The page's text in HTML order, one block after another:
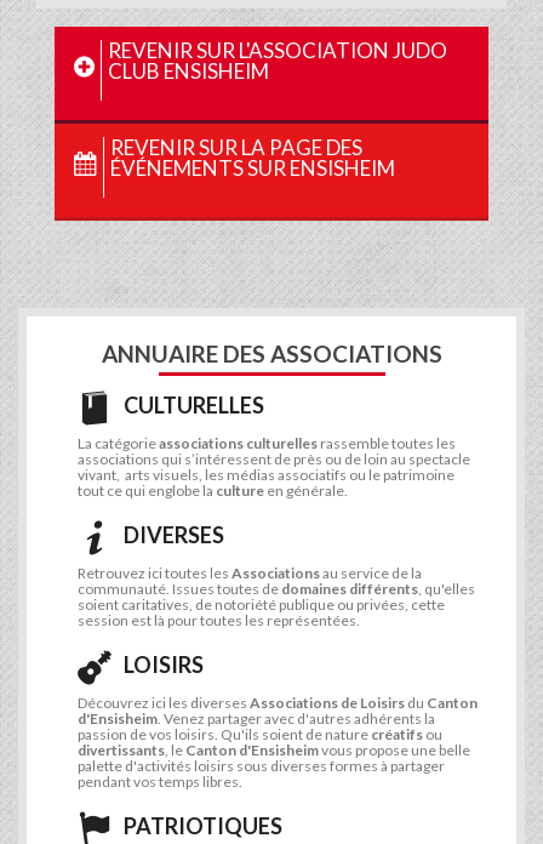
REVENIR SUR L'ASSOCIATION JUDO
CLUB ENSISHEIM
REVENIR SUR LA PAGE DES
ÉVÉNEMENTS SUR ENSISHEIM
ANNUAIRE DES ASSOCIATIONS
CULTURELLES
La catégorieassociations culturelles rassemble toutes les
associations qui s’intéressent de près ou de loin au spectacle
vivant, arts visuels, les médias associatifs ou le patrimoine
tout ce qui englobe la culture en générale.
DIVERSES
Retrouvez ici toutes les Associationsau service de la
communauté. Issues toutes de domaines différents, qu'elles
soient caritatives, de notoriété publique ou privées, cette
session est là pour toutes les représentées.
LOISIRS
Découvrez ici les diverses Associations de Loisirs du Canton
d'Ensisheim. Venez partager avec d'autres adhérents la
passion de vos loisirs. Qu'ils soient de nature créatifs ou
divertissants, le Canton d'Ensisheimvous propose une belle
palette d'activités loisirs sous diverses formes à partager
pendant vos temps libres.
PATRIOTIQUES